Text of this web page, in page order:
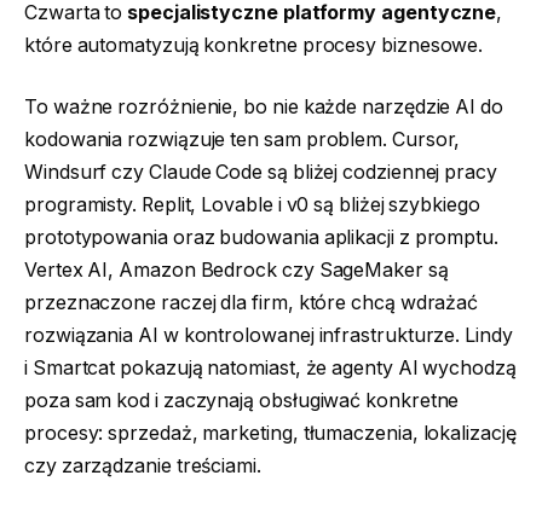
Czwarta to specjalistyczne platformy agentyczne,
które automatyzują konkretne procesy biznesowe.
To ważne rozróżnienie, bo nie każde narzędzie AI do
kodowania rozwiązuje ten sam problem. Cursor,
Windsurf czy Claude Code są bliżej codziennej pracy
programisty. Replit, Lovable i v0 są bliżej szybkiego
prototypowania oraz budowania aplikacji z promptu.
Vertex AI, Amazon Bedrock czy SageMaker są
przeznaczone raczej dla firm, które chcą wdrażać
rozwiązania AI w kontrolowanej infrastrukturze. Lindy
i Smartcat pokazują natomiast, że agenty AI wychodzą
poza sam kod i zaczynają obsługiwać konkretne
procesy: sprzedaż, marketing, tłumaczenia, lokalizację
czy zarządzanie treściami.